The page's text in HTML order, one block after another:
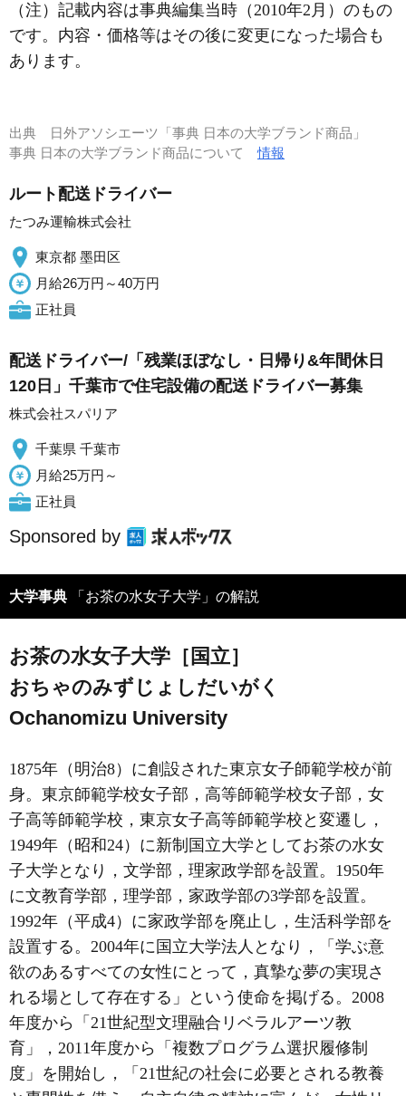
（注）記載内容は事典編集当時（2010年2月）のもの
です。内容・価格等はその後に変更になった場合も
あります。
出典
日外アソシエーツ「事典 日本の大学ブランド商品」
事典 日本の大学ブランド商品について情報
ルート配送ドライバー
たつみ運輸株式会社
東京都 墨田区
月給26万円～40万円
正社員
配送ドライバー/「残業ほぼなし・日帰り&年間休日
120日」千葉市で住宅設備の配送ドライバー募集
株式会社スパリア
千葉県 千葉市
月給25万円～
正社員
Sponsored by
大学事典 「お茶の水女子大学」の解説
お茶の水女子大学［国立］
おちゃのみずじょしだいがく
Ochanomizu University
1875年 （明治8） に創設された東京女子師範学校が前
身。東京師範学校女子部，高等師範学校女子部，女
子高等師範学校，東京女子高等師範学校と変遷し，
1949年 （昭和24） に新制国立大学としてお茶の水女
子大学となり，文学部，理家政学部を設置。1950年
に文教育学部，理学部，家政学部の3学部を設置。
1992年 （平成4） に家政学部を廃止し，生活科学部を
設置する。2004年に国立大学法人となり，「学ぶ意
欲のあるすべての女性にとって，真摯な夢の実現さ
れる場として存在する」という使命を掲げる。2008
年度から「21世紀型文理融合リベラルアーツ教
育」，2011年度から「複数プログラム選択履修制
度」を開始し，「21世紀の社会に必要とされる教養